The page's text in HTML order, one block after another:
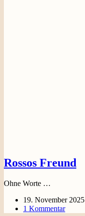
Rossos Freund
Ohne Worte …
19. November 2025
1 Kommentar